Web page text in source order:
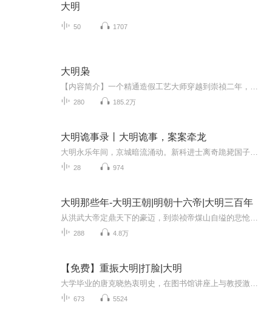
大明
50 1707
大明枭
280 185.2万
大明诡事录丨大明诡事，案案牵龙
28 974
大明那些年-大明王朝|明朝十六帝|大明三百年
288 4.8万
【免费】重振大明|打脸|大明
673 5524